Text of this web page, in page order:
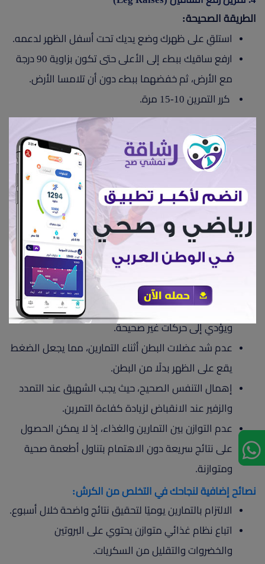
الطريقة الصحيحة:
استلقِ على ظهرك وضع يديك تحت أسفل الظهر لدعمه.
ارفع ساقيك ببطء إلى الأعلى حتى تكون بزاوية 90 درجة
مع الأرض، ثم خفضهما ببطء دون أن تلامسا الأرض.
كرر التمرين 10-15 مرة.
رفع الساقين بسرعة ثم إسقاطها بسرعة، مما يقلل من
الفعالية وقد يسبب آلامًا في أسفل الظهر.
عدم شد عضلات البطن أثناء الحركة.
أخطاء شائعة يجب تجنبها عند ممارسة التمارين
عند أداء التمارين لنسف الكرش، يقع الكثيرون في أخطاء تقلل
من فعاليتها أو قد تؤدي إلى إصابات. من أبرز هذه الأخطاء:
عدم الإحماء قبل التمرين، مما يزيد من خطر الشد
العضلي والإصابات.
أداء التمارين بسرعة ودون تركيز، مما يقلل من فعاليتها
ويؤدي إلى حركات غير صحيحة.
عدم شد عضلات البطن أثناء التمارين، مما يجعل الضغط
يقع على الظهر بدلًا من البطن.
إهمال التنفس الصحيح، حيث يجب الشهيق عند التمدد
والزفير عند الانقباض لزيادة كفاءة التمرين.
عدم التوازن بين التمارين والغذاء، إذ لا يمكن الحصول
على نتائج سريعة دون الاهتمام بتناول أطعمة صحية
ومتوازنة.
نصائح إضافية لنجاحك في التخلص من الكرش:
الالتزام بالتمارين يوميًا لتحقيق نتائج واضحة خلال أسبوع.
اتباع نظام غذائي متوازن يحتوي على البروتين
والخضروات والتقليل من السكريات.